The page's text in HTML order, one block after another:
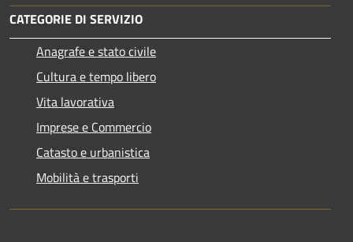
CATEGORIE DI SERVIZIO
Anagrafe e stato civile
Cultura e tempo libero
Vita lavorativa
Imprese e Commercio
Catasto e urbanistica
Mobilità e trasporti